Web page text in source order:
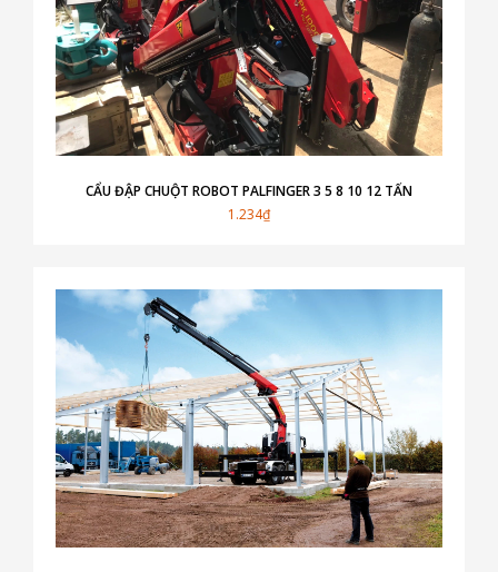
CẨU ĐẬP CHUỘT ROBOT PALFINGER 3 5 8 10 12 TẤN
1.234₫